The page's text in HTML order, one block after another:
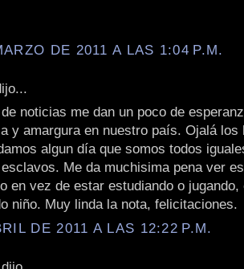
DE 2011 A LAS 1:04 P.M.
noticias me dan un poco de
y amargura en nuestro país. Ojalá los
algun día que somos todos
Me da muchisima pena ver
en vez de estar estudiando o
niño. Muy linda la nota, felicitaciones.
DE 2011 A LAS 12:22 P.M.